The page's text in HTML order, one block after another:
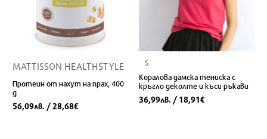
MATTISSON HEALTHSTYLE
Протеин от нахут на прах, 400
g
56,09лв. / 28,68€
S
Коралова дамска тениска с
кръгло деколте и къси ръкави
36,99лв. / 18,91€